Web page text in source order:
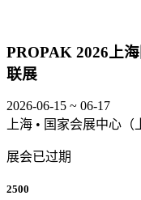
PROPAK 2026上
联展
2026-06-15 ~ 06-17
上海 • 国家会展中心（
展会已过期
2500